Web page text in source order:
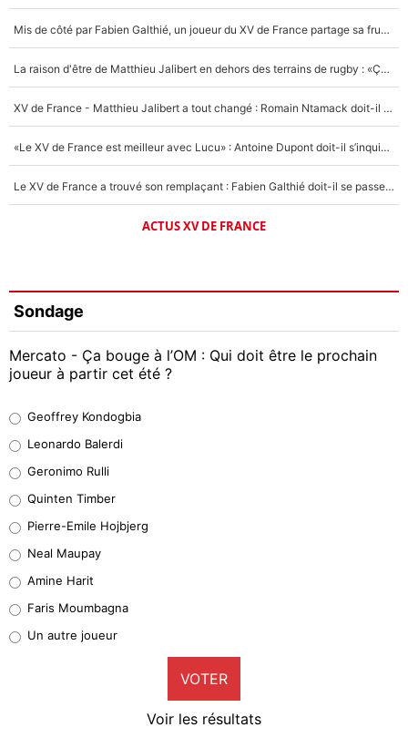
Mis de côté par Fabien Galthié, un joueur du XV de France partage sa frustration : «ils ne me l’ont pas dit tout de suite»
La raison d'être de Matthieu Jalibert en dehors des terrains de rugby : «Ça m'atteint autant que si tu touches à un membre de ma famille»
XV de France - Matthieu Jalibert a tout changé : Romain Ntamack doit-il s’inquiéter pour sa place à un an de la Coupe du monde ?
«Le XV de France est meilleur avec Lucu» : Antoine Dupont doit-il s’inquiéter pour sa place ?
Le XV de France a trouvé son remplaçant : Fabien Galthié doit-il se passer d'Antoine Dupont ?
ACTUS XV DE FRANCE
Sondage
Mercato - Ça bouge à l’OM : Qui doit être le prochain
joueur à partir cet été ?
38%
32%
4%
1%
9%
Geoffrey Kondogbia
Leonardo Balerdi
Geronimo Rulli
Quinten Timber
Pierre-Emile Hojbjerg
Neal Maupay
Amine Harit
Faris Moumbagna
Un autre joueur
VOTER
Voir les résultats